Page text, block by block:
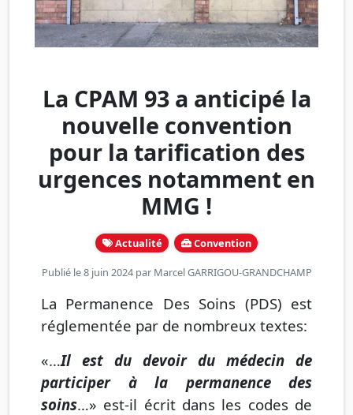
La CPAM 93 a anticipé la
nouvelle convention
pour la tarification des
urgences notamment en
MMG !
Actualité Convention
Publié le 8 juin 2024 par Marcel GARRIGOU-GRANDCHAMP
La Permanence Des Soins (PDS) est
réglementée par de nombreux textes:
«…Il est du devoir du médecin de
participer à la permanence des
soins…» est-il écrit dans les codes de